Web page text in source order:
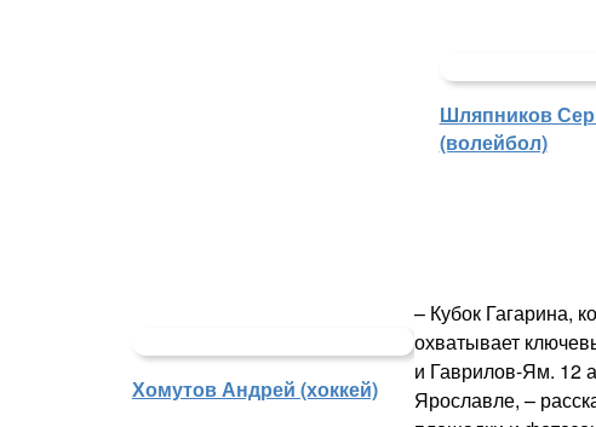
Шляпников
(волейбол)
Хомутов Андрей (хоккей)
– Кубок Гагарина,
охватывает
и Гаврилов-Ям. 12
Ярославле, –